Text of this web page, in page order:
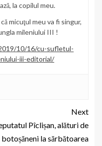
la copilul meu.
micuţul meu va fi singur,
mileniului III !
10/16/cu-sufletul-
iii-editorial/
Next
Pîclișan, alături de
botoșăneni la sărbătoarea